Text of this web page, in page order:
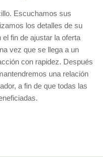
Escuchamos sus
los detalles de su
fin de ajustar la oferta
vez que se llega a un
con rapidez. Después
una relación
a fin de que todas las